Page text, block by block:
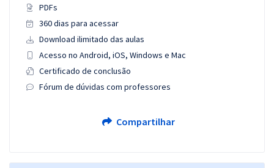
PDFs
360 dias para acessar
Download ilimitado das aulas
Acesso no Android, iOS, Windows e Mac
Certificado de conclusão
Fórum de dúvidas com professores
Compartilhar